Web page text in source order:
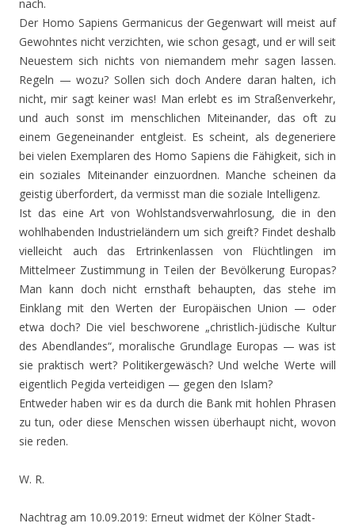
nach.
Der Homo Sapiens Germanicus der Gegenwart will meist auf
Gewohntes nicht verzichten, wie schon gesagt, und er will seit
Neuestem sich nichts von niemandem mehr sagen lassen.
Regeln — wozu? Sollen sich doch Andere daran halten, ich
nicht, mir sagt keiner was! Man erlebt es im Straßenverkehr,
und auch sonst im menschlichen Miteinander, das oft zu
einem Gegeneinander entgleist. Es scheint, als degeneriere
bei vielen Exemplaren des Homo Sapiens die Fähigkeit, sich in
ein soziales Miteinander einzuordnen. Manche scheinen da
geistig überfordert, da vermisst man die soziale Intelligenz.
Ist das eine Art von Wohlstandsverwahrlosung, die in den
wohlhabenden Industrieländern um sich greift? Findet deshalb
vielleicht auch das Ertrinkenlassen von Flüchtlingen im
Mittelmeer Zustimmung in Teilen der Bevölkerung Europas?
Man kann doch nicht ernsthaft behaupten, das stehe im
Einklang mit den Werten der Europäischen Union — oder
etwa doch? Die viel beschworene „christlich-jüdische Kultur
des Abendlandes“, moralische Grundlage Europas — was ist
sie praktisch wert? Politikergewäsch? Und welche Werte will
eigentlich Pegida verteidigen — gegen den Islam?
Entweder haben wir es da durch die Bank mit hohlen Phrasen
zu tun, oder diese Menschen wissen überhaupt nicht, wovon
sie reden.
W. R.
Nachtrag am 10.09.2019: Erneut widmet der Kölner Stadt-